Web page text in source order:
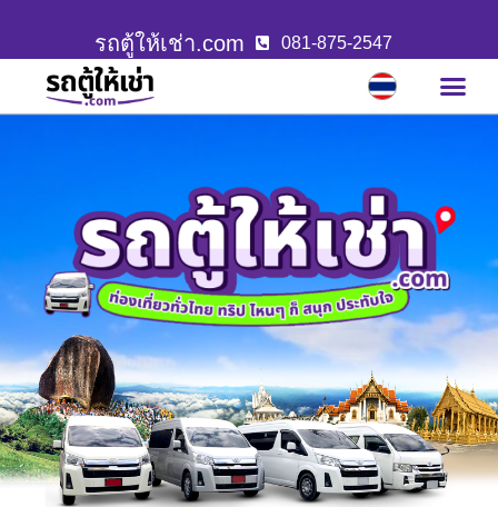
รถตู้ให้เช่า.com 081-875-2547